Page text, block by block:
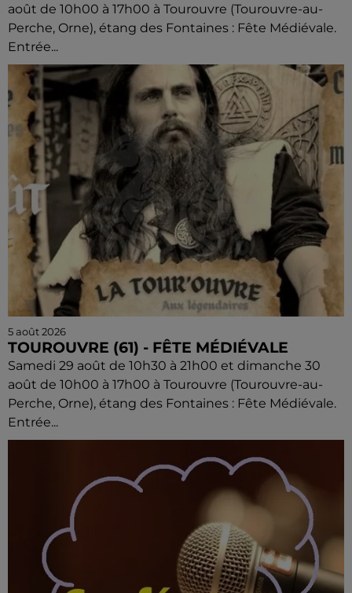
août de 10h00 à 17h00 à Tourouvre (Tourouvre-au-
Perche, Orne), étang des Fontaines : Fête Médiévale.
Entrée...
5 août 2026
TOUROUVRE (61) - FÊTE MÉDIÉVALE
Samedi 29 août de 10h30 à 21h00 et dimanche 30
août de 10h00 à 17h00 à Tourouvre (Tourouvre-au-
Perche, Orne), étang des Fontaines : Fête Médiévale.
Entrée...